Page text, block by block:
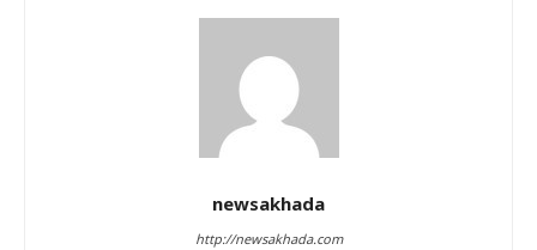
newsakhada
http://newsakhada.com